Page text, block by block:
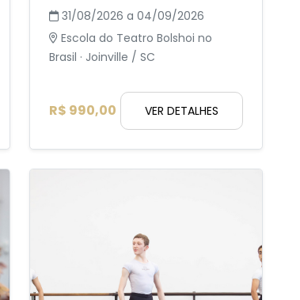
31/08/2026 a 04/09/2026
Escola do Teatro Bolshoi no
Brasil · Joinville / SC
R$ 990,00 VER DETALHES